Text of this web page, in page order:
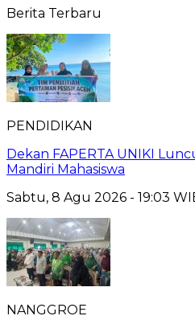
Berita Terbaru
PENDIDIKAN
Dekan FAPERTA UNIKI
Mandiri Mahasiswa
Sabtu, 8 Agu 2026 - 19:03
NANGGROE